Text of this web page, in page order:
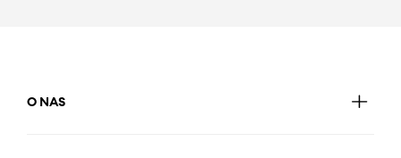
O NAS